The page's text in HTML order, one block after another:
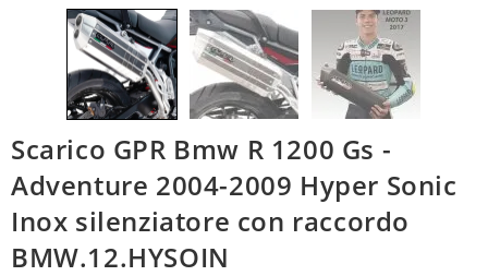
Scarico GPR Bmw R 1200 Gs -
Adventure 2004-2009 Hyper Sonic
Inox silenziatore con raccordo
BMW.12.HYSOIN